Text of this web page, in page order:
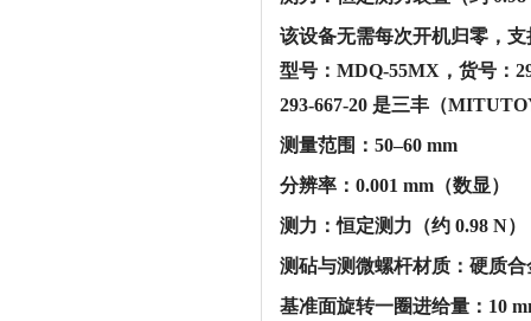
该设备无需每次开机归零，
型号：MDQ-55MX，货号：
293-667-20 是三丰（
‌测量范围‌：50–60 mm
‌分辨率‌：0.001 mm（数显）
‌测力‌：恒定测力（约 0.98 N）
测砧与测微螺杆材质‌：硬质合
基准面旋转一圈进给量‌：10